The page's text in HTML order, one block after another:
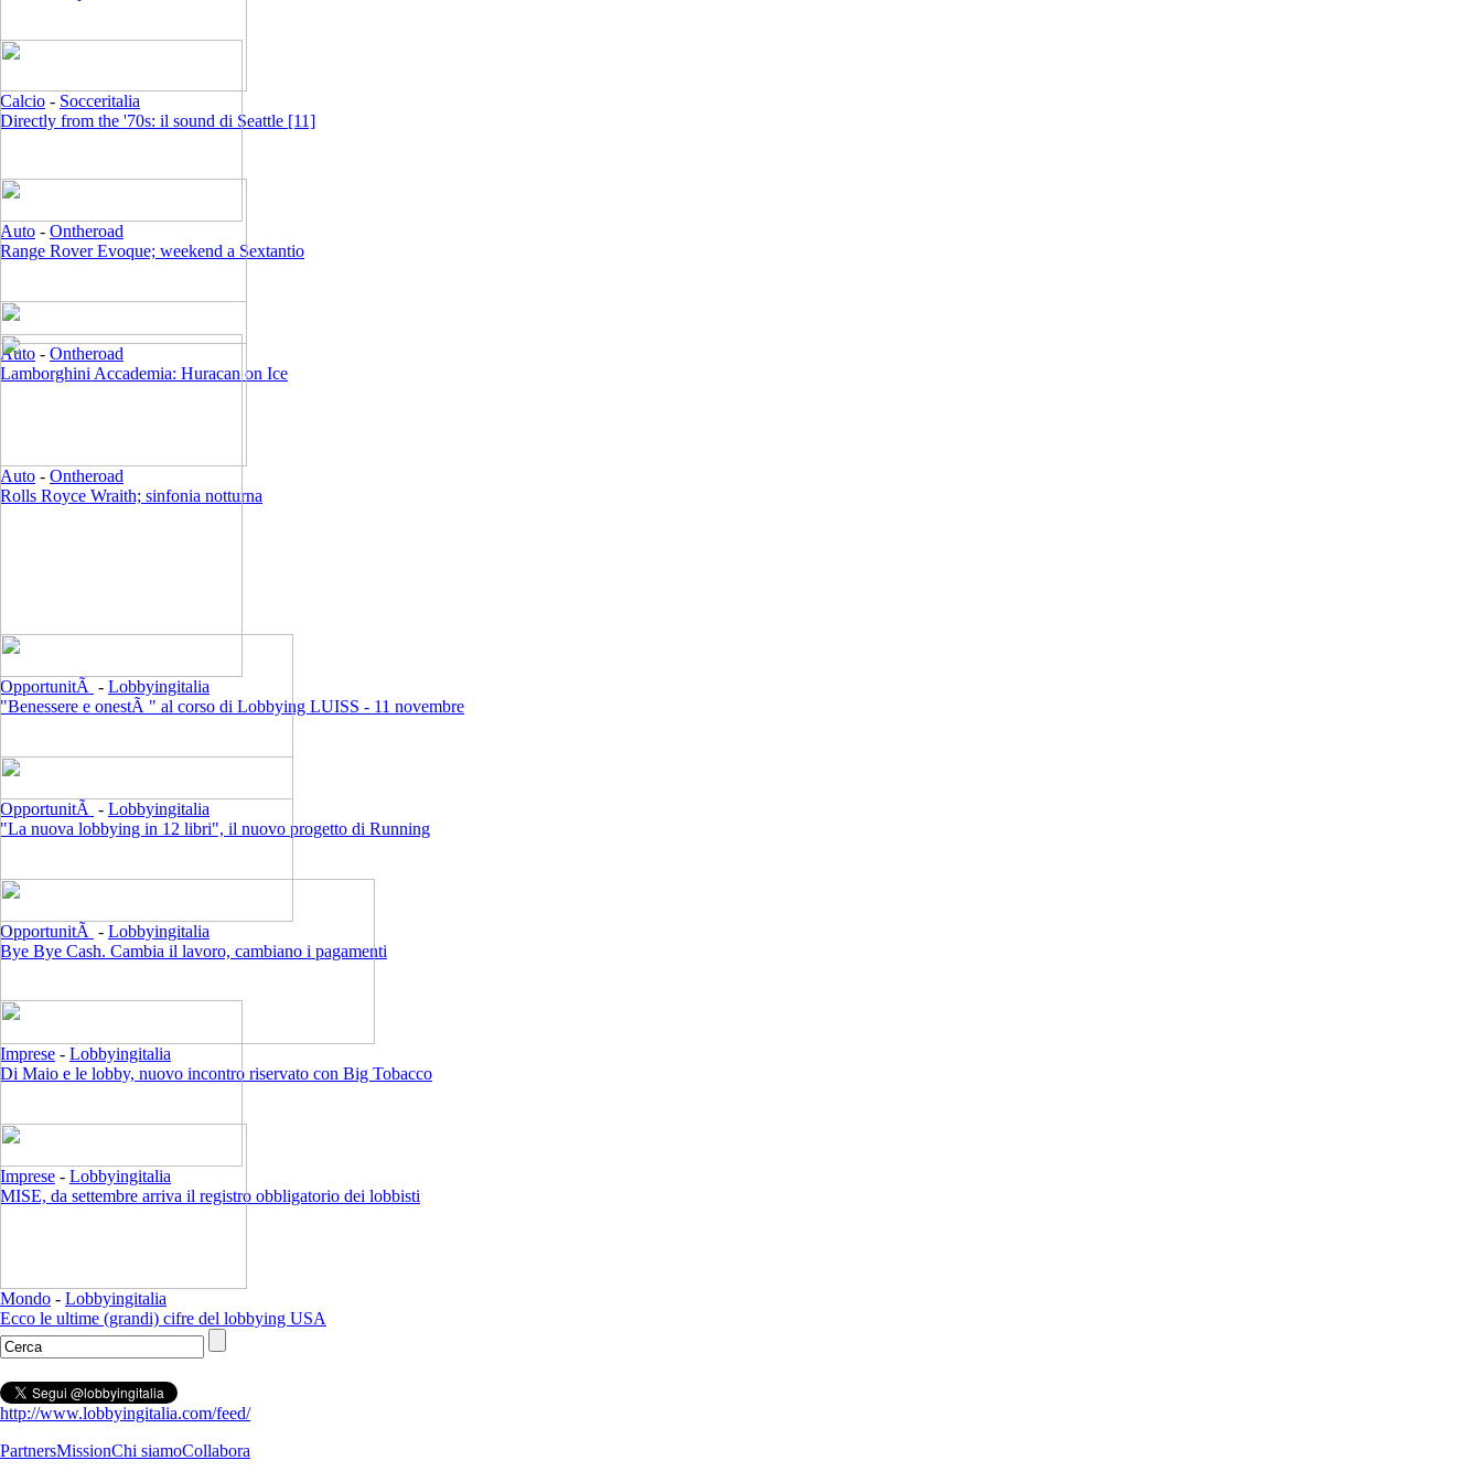
Calcio - Socceritalia
Directly from the '70s: il sound di Seattle [11]
Auto - Ontheroad
Range Rover Evoque; weekend a Sextantio
Auto - Ontheroad
Lamborghini Accademia: Huracan on Ice
Auto - Ontheroad
Rolls Royce Wraith; sinfonia notturna
OpportunitÃ - Lobbyingitalia
"Benessere e onestÃ " al corso di Lobbying LUISS - 11 novembre
OpportunitÃ - Lobbyingitalia
"La nuova lobbying in 12 libri", il nuovo progetto di Running
OpportunitÃ - Lobbyingitalia
Bye Bye Cash. Cambia il lavoro, cambiano i pagamenti
Imprese - Lobbyingitalia
Di Maio e le lobby, nuovo incontro riservato con Big Tobacco
Imprese - Lobbyingitalia
MISE, da settembre arriva il registro obbligatorio dei lobbisti
Mondo - Lobbyingitalia
Ecco le ultime (grandi) cifre del lobbying USA
http://www.lobbyingitalia.com/feed/
PartnersMissionChi siamoCollabora